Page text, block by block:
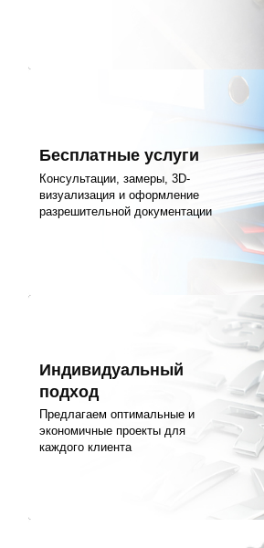
Бесплатные услуги
Консультации, замеры, 3D-
визуализация и оформление
разрешительной документации
Индивидуальный
подход
Предлагаем оптимальные и
экономичные проекты для
каждого клиента